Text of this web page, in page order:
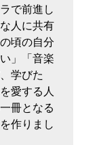
で前進し
人に共有
頃の自分
」「音楽
学びた
愛する人
冊となる
作りまし